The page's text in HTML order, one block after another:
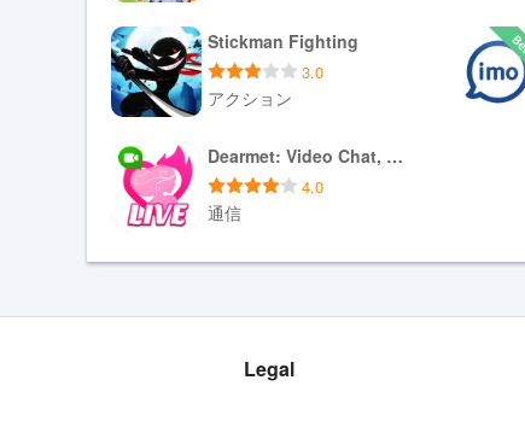
ードして、shopclues.comの体験を開始してください
ダウンロード APK
Stickman Fighting
3.0
アクション
ダウンロード APK Dearmet: Video Chat, Live Talk
4.0
通信
ダウンロード APK
Legal